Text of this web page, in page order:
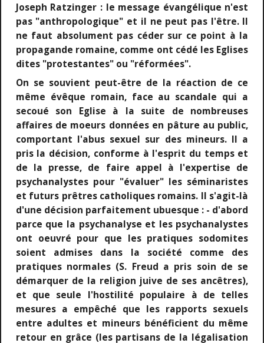
Joseph Ratzinger : le message évangélique n'est
pas "anthropologique" et il ne peut pas l'être. Il
ne faut absolument pas céder sur ce point à la
propagande romaine, comme ont cédé les Eglises
dites "protestantes" ou "réformées".
On se souvient peut-être de la réaction de ce
même évêque romain, face au scandale qui a
secoué son Eglise à la suite de nombreuses
affaires de moeurs données en pâture au public,
comportant l'abus sexuel sur des mineurs. Il a
pris la décision, conforme à l'esprit du temps et
de la presse, de faire appel à l'expertise de
psychanalystes pour "évaluer" les séminaristes
et futurs prêtres catholiques romains. Il s'agit-là
d'une décision parfaitement ubuesque : - d'abord
parce que la psychanalyse et les psychanalystes
ont oeuvré pour que les pratiques sodomites
soient admises dans la société comme des
pratiques normales (S. Freud a pris soin de se
démarquer de la religion juive de ses ancêtres),
et que seule l'hostilité populaire à de telles
mesures a empêché que les rapports sexuels
entre adultes et mineurs bénéficient du même
retour en grâce (les partisans de la légalisation